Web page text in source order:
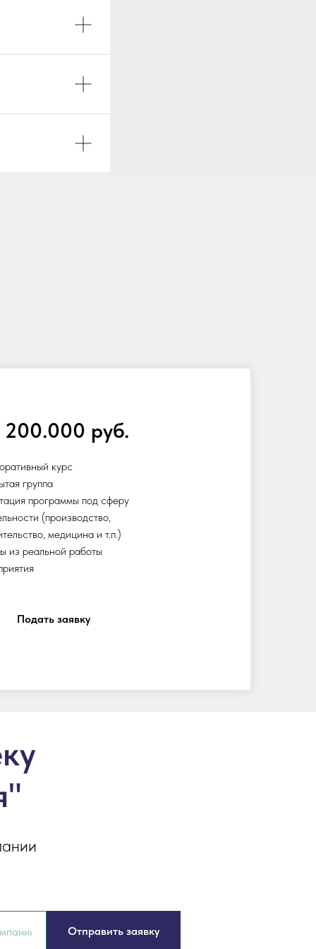
200.000 руб.
курс
группа
программы под сферу
(производство,
медицина и т.п.)
из реальной работы
Подать заявку
Отправить заявку